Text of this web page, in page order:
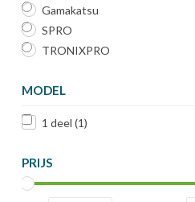
Gamakatsu
SPRO
TRONIXPRO
MODEL
1 deel (1)
PRIJS